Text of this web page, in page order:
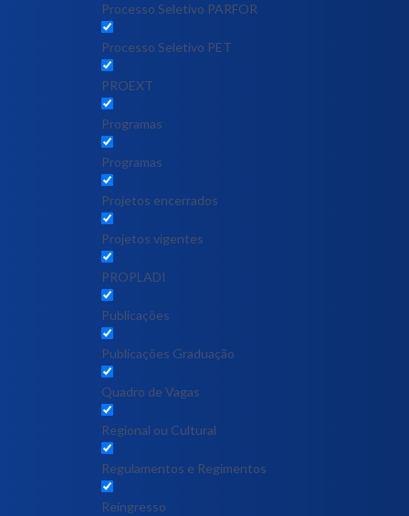
Processo Seletivo PARFOR
Processo Seletivo PET
PROEXT
Programas
Programas
Projetos encerrados
Projetos vigentes
PROPLADI
Publicações
Publicações Graduação
Quadro de Vagas
Regional ou Cultural
Regulamentos e Regimentos
Reingresso